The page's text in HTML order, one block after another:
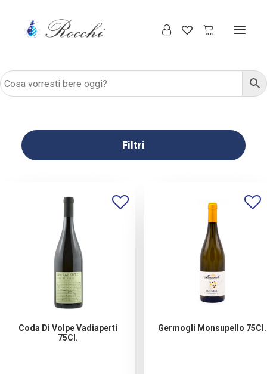
Filtri
Coda Di Volpe Vadiaperti
75Cl.
Germogli Monsupello 75Cl.